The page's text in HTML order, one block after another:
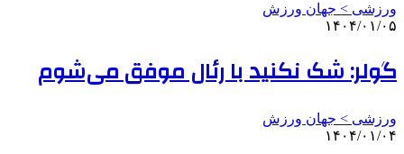
ورزشی > جهان ورزش
۱۴۰۴/۰۱/۰۵
گولر: شک نکنید با رئال موفق می‌شوم
ورزشی > جهان ورزش
۱۴۰۴/۰۱/۰۴